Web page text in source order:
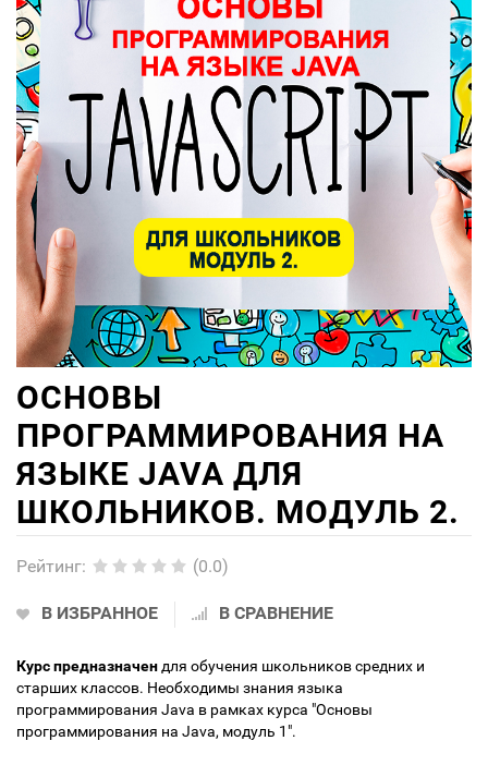
ОСНОВЫ
ПРОГРАММИРОВАНИЯ НА
ЯЗЫКЕ JAVA ДЛЯ
ШКОЛЬНИКОВ. МОДУЛЬ 2.
Рейтинг: (0.0)
В ИЗБРАННОЕ В СРАВНЕНИЕ
Курс предназначен для обучения школьников средних и
старших классов. Необходимы знания языка
программирования Java в рамках курса "Основы
программирования на Java, модуль 1".